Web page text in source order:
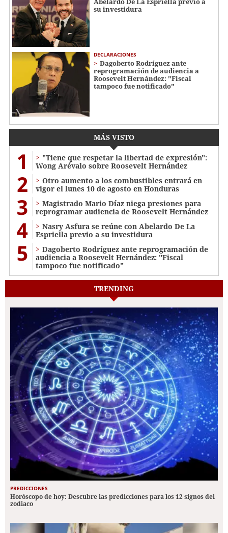
su investidura
DECLARACIONES
Dagoberto Rodríguez ante
reprogramación de audiencia a
Roosevelt Hernández: "Fiscal
tampoco fue notificado"
MÁS VISTO
1
"Tiene que respetar la libertad de expresión":
Wong Arévalo sobre Roosevelt Hernández
2
Otro aumento a los combustibles entrará en
vigor el lunes 10 de agosto en Honduras
3
Magistrado Mario Díaz niega presiones para
reprogramar audiencia de Roosevelt Hernández
4
Nasry Asfura se reúne con Abelardo De La
Espriella previo a su investidura
5
Dagoberto Rodríguez ante reprogramación de
audiencia a Roosevelt Hernández: "Fiscal
tampoco fue notificado"
TRENDING
PREDICCIONES
Horóscopo de hoy: Descubre las predicciones para los 12 signos del
zodiaco